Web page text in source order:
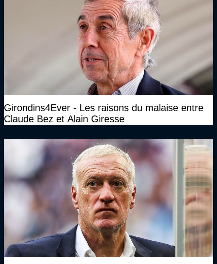
Girondins4Ever - Les raisons du malaise entre
Claude Bez et Alain Giresse